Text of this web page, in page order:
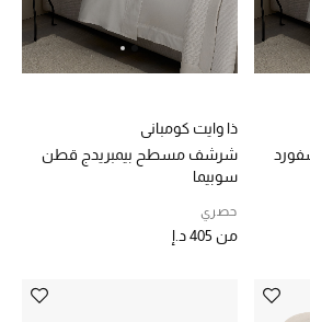
ذا وايت كومباني
شرشف مسطح بيمبريدج قطن
سوبيما
حصري
من 405 د.إ